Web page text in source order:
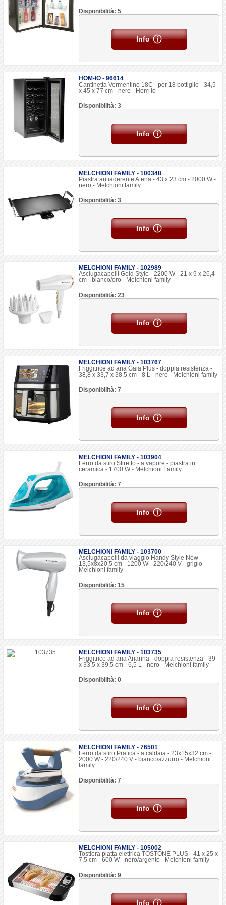
Disponibilità: 5
Info
HOM-IO - 96614
Cantinetta Vermentino 18C - per 18 bottiglie - 34,5
x 45 x 77 cm - nero - Hom-io
Disponibilità: 3
Info
MELCHIONI FAMILY - 100348
Piastra antiaderente Atena - 43 x 23 cm - 2000 W -
nero - Melchioni family
Disponibilità: 3
Info
MELCHIONI FAMILY - 102989
Asciugacapelli Gold Style - 2200 W - 21 x 9 x 26,4
cm - bianco/oro - Melchioni family
Disponibilità: 23
Info
MELCHIONI FAMILY - 103767
Friggitrice ad aria Gaia Plus - doppia resistenza -
38,8 x 33,7 x 38,5 cm - 8 L - nero - Melchioni family
Disponibilità: 7
Info
MELCHIONI FAMILY - 103904
Ferro da stiro Stiretto - a vapore - piastra in
ceramica - 1700 W - Melchioni Family
Disponibilità: 7
Info
MELCHIONI FAMILY - 103700
Asciugacapelli da viaggio Handy Style New -
13,5x8x20,5 cm - 1200 W - 220/240 V - grigio -
Melchioni family
Disponibilità: 15
Info
MELCHIONI FAMILY - 103735
Friggitrice ad aria Arianna - doppia resistenza - 39
x 33,5 x 39,5 cm - 6,5 L - nero - Melchioni family
Disponibilità: 0
Info
MELCHIONI FAMILY - 76501
Ferro da stiro Pratica - a caldaia - 23x15x32 cm -
2000 W - 220/240 V - bianco/azzurro - Melchioni
family
Disponibilità: 7
Info
MELCHIONI FAMILY - 105002
Tostiera piatta elettrica TOSTONE PLUS - 41 x 25 x
7,5 cm - 600 W - nero/argento - Melchioni family
Disponibilità: 9
Info